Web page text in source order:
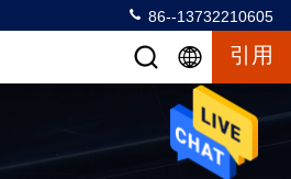
86--13732210605
引用